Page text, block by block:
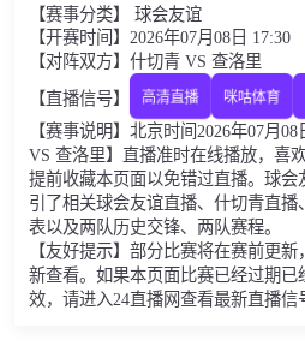
【赛事分类】 球会友谊
【开赛时间】2026年07月08日 17:30
【对阵双方】什切青 VS 查洛里
【直播信号】
高清直播 咪咕体育
【赛事说明】北京时间2026年07月
VS 查洛里】直播准时在线播放，喜
提前收藏本页面以免错过直播。球
引了相关球会友谊直播、什切青直播
表以及两队历史交锋、两队赛程。
【友好提示】部分比赛将在赛前更
新查看。如果本页面比赛已经过期
效，请进入24直播网查看最新直播信